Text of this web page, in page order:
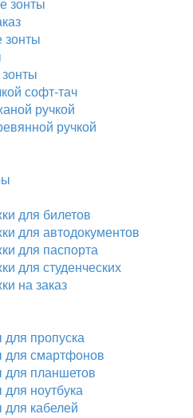
софт-тач
ручкой
ручкой
для билетов
для автодокументов
для паспорта
для студенческих
на заказ
пропуска
для смартфонов
для планшетов
ноутбука
кабелей